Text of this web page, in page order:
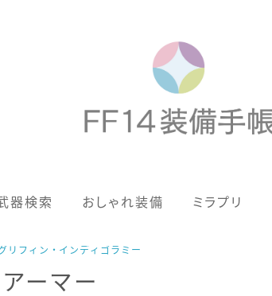
器検索 おしゃれ装備 ミラプリ
男女別デザイン
アネモス（染色可能紅蓮AF）
リフィン・インディゴラミー
ーマー